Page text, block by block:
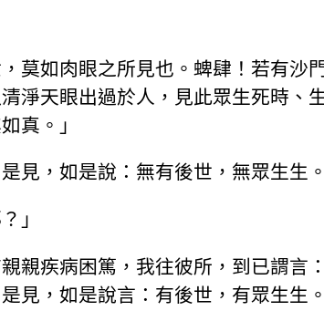
莫如肉眼之所見也。蜱肆！若有沙
淨天眼出過於人，見此眾生死時、
真。」
見，如是說：無有後世，無眾生生。
」
親疾病困篤，我往彼所，到已謂言
見，如是說言：有後世，有眾生生